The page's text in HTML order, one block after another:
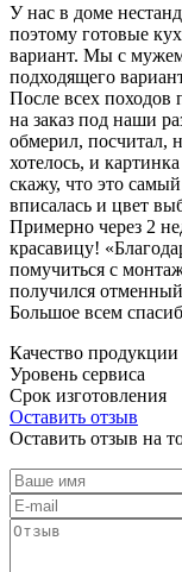
У нас в доме
поэтому готовые
вариант. Мы с
подходящего
После всех
на заказ под наши
обмерил, посчитал,
хотелось, и
скажу, что это
вписалась и цвет
Примерно через 2
красавицу!
помучиться с
получился
Большое всем
Качество продукции
Уровень сервиса
Срок изготовления
Оставить отзыв
Оставить отзыв на